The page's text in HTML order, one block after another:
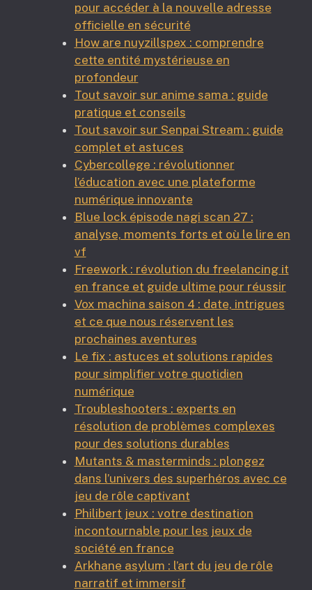
pour accéder à la nouvelle adresse
officielle en sécurité
How are nuyzillspex : comprendre
cette entité mystérieuse en
profondeur
Tout savoir sur anime sama : guide
pratique et conseils
Tout savoir sur Senpai Stream : guide
complet et astuces
Cybercollege : révolutionner
l’éducation avec une plateforme
numérique innovante
Blue lock épisode nagi scan 27 :
analyse, moments forts et où le lire en
vf
Freework : révolution du freelancing it
en france et guide ultime pour réussir
Vox machina saison 4 : date, intrigues
et ce que nous réservent les
prochaines aventures
Le fix : astuces et solutions rapides
pour simplifier votre quotidien
numérique
Troubleshooters : experts en
résolution de problèmes complexes
pour des solutions durables
Mutants & masterminds : plongez
dans l’univers des superhéros avec ce
jeu de rôle captivant
Philibert jeux : votre destination
incontournable pour les jeux de
société en france
Arkhane asylum : l’art du jeu de rôle
narratif et immersif